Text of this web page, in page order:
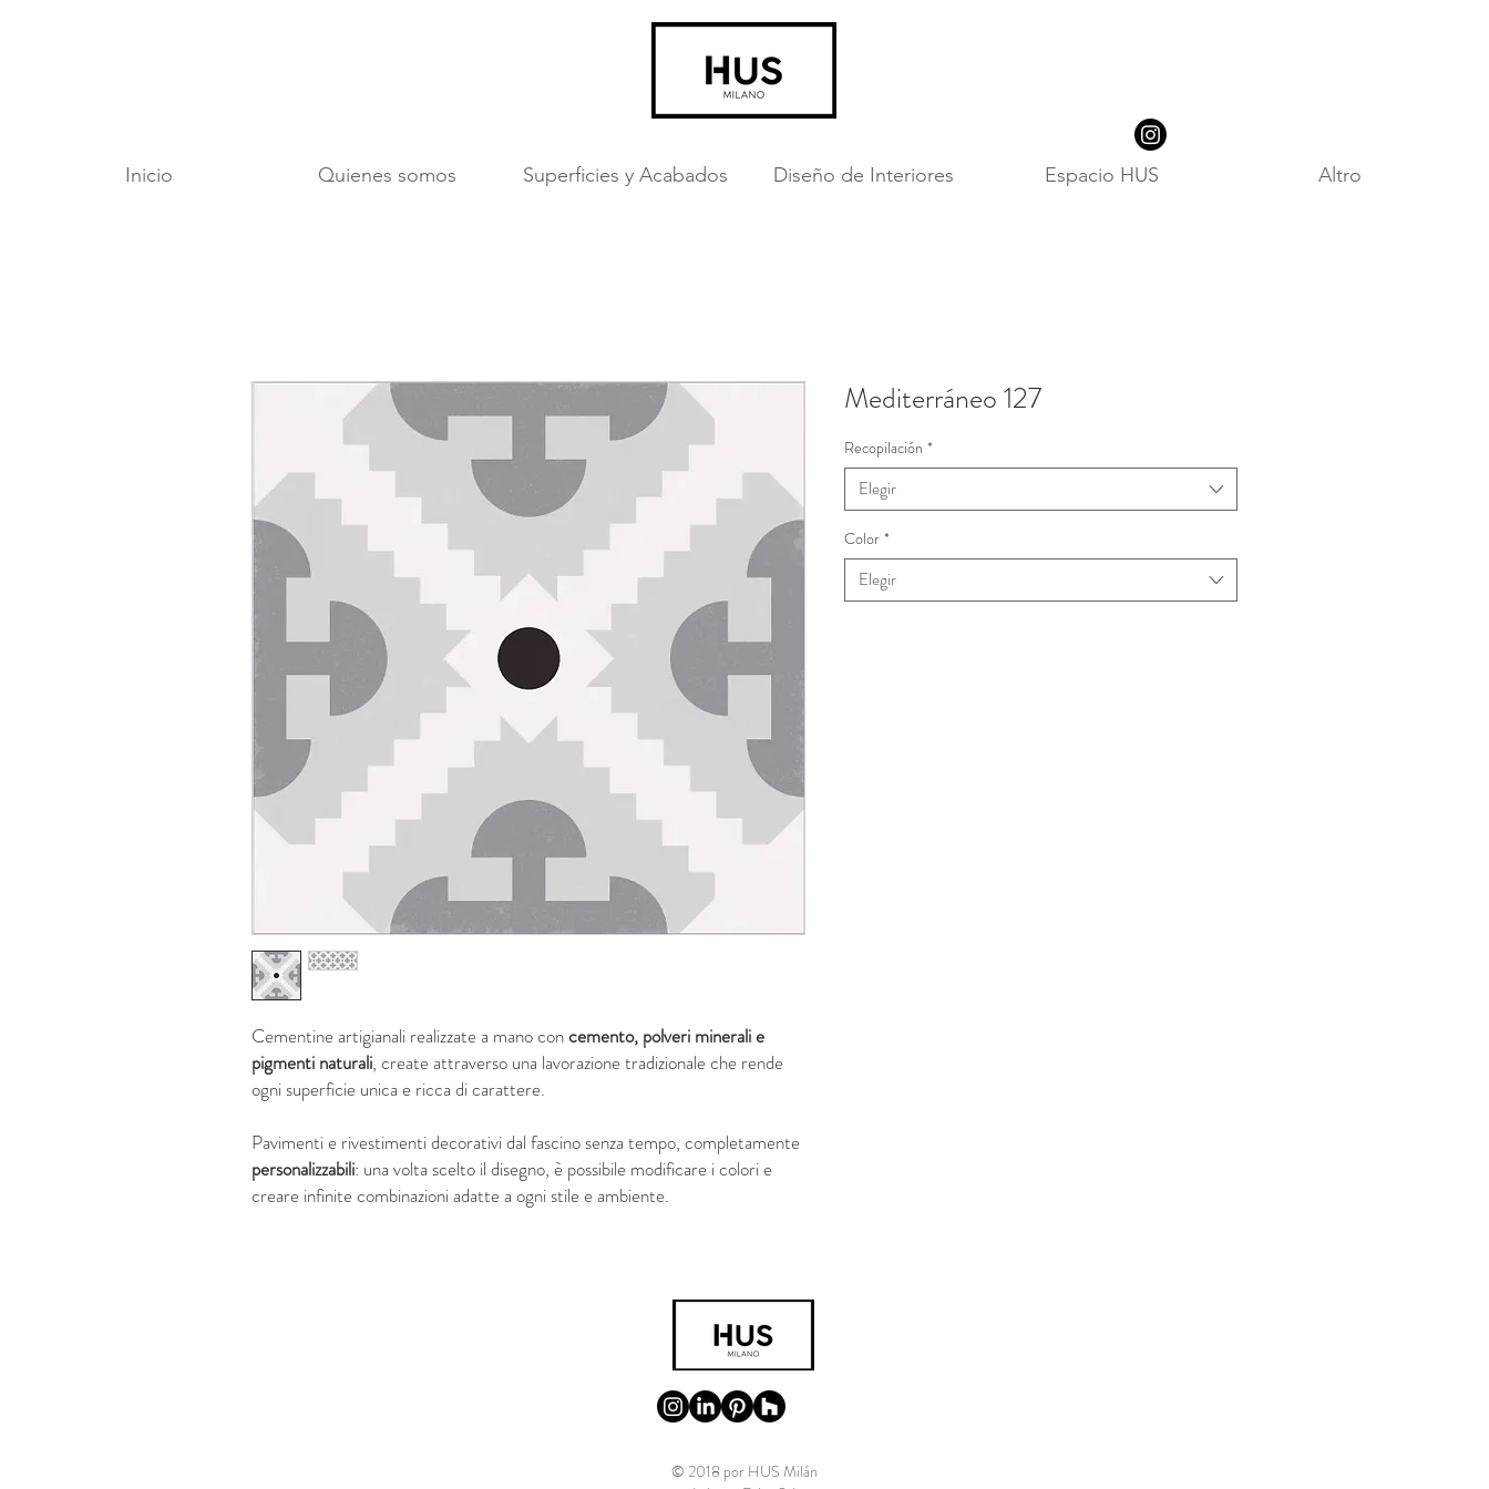
Inicio Quienes somos Superficies y Acabados Diseño de Interiores Espacio HUS Altro
Cementine artigianali realizzate a mano concemento, polveri minerali e
pigmenti naturali, create attraverso una lavorazione tradizionale che rende
ogni superficie unica e ricca di carattere.
Pavimenti e rivestimenti decorativi dal fascino senza tempo, completamente
personalizzabili: una volta scelto il disegno, è possibile modificare i colori e
creare infinite combinazioni adatte a ogni stile e ambiente.
Mediterráneo 127
Recopilación *
Elegir
Color *
Elegir
© 2018 por HUS Milán